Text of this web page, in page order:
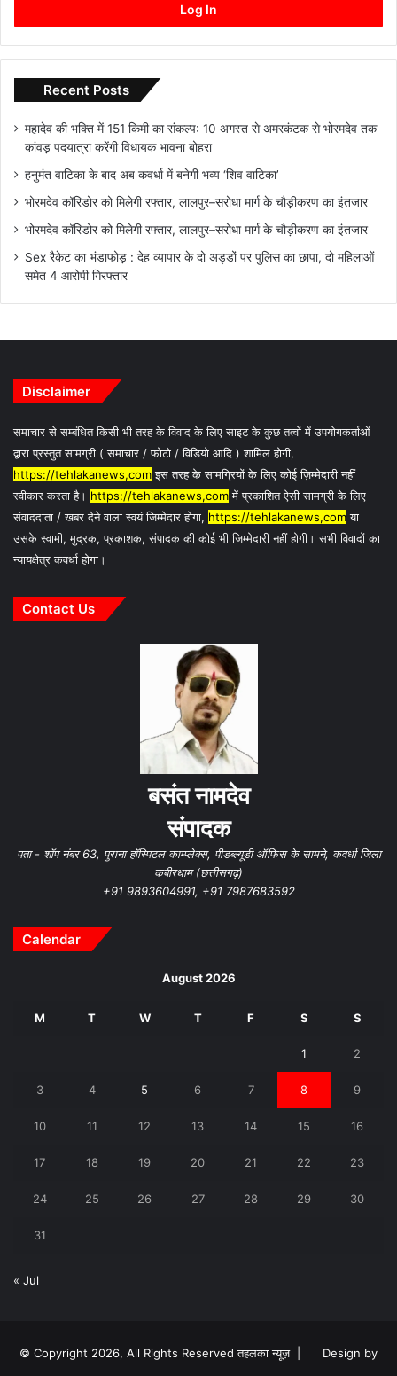
Log In
Recent Posts
महादेव की भक्ति में 151 किमी का संकल्प: 10 अगस्त से अमरकंटक से भोरमदेव तक
कांवड़ पदयात्रा करेंगी विधायक भावना बोहरा
हनुमंत वाटिका के बाद अब कवर्धा में बनेगी भव्य ‘शिव वाटिका’
भोरमदेव कॉरिडोर को मिलेगी रफ्तार, लालपुर–सरोधा मार्ग के चौड़ीकरण का इंतजार
भोरमदेव कॉरिडोर को मिलेगी रफ्तार, लालपुर–सरोधा मार्ग के चौड़ीकरण का इंतजार
Sex रैकेट का भंडाफोड़ : देह व्यापार के दो अड्डों पर पुलिस का छापा, दो महिलाओं
समेत 4 आरोपी गिरफ्तार
Disclaimer
समाचार से सम्बंधित किसी भी तरह के विवाद के लिए साइट के कुछ तत्वों में उपयोगकर्ताओं
द्वारा प्रस्तुत सामग्री ( समाचार / फोटो / विडियो आदि ) शामिल होगी,
https://tehlakanews,comइस तरह के सामग्रियों के लिए कोई ज़िम्मेदारी नहीं
स्वीकार करता है। https://tehlakanews,comमें प्रकाशित ऐसी सामग्री के लिए
संवाददाता / खबर देने वाला स्वयं जिम्मेदार होगा, https://tehlakanews,comया
उसके स्वामी, मुद्रक, प्रकाशक, संपादक की कोई भी जिम्मेदारी नहीं होगी। सभी विवादों का
न्यायक्षेत्र कवर्धा होगा।
Contact Us
बसंत नामदेव
संपादक
पता - शॉप नंबर 63, पुराना हॉस्पिटल काम्प्लेक्स, पीडब्ल्यूडी ऑफिस के सामने, कवर्धा जिला
कबीरधाम (छत्तीसगढ़)
+91 9893604991, +91 7987683592
Calendar
August 2026
M T W T F S S
1 2
3 4 5 6 7 8 9
10 11 12 13 14 15 16
17 18 19 20 21 22 23
24 25 26 27 28 29 30
31
« Jul
© Copyright 2026, All Rights Reserved तहलका न्यूज़ |
Design by